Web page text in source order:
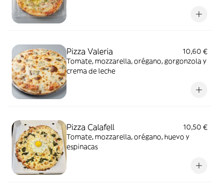
Pizza Valeria
10,60 €
Tomate, mozzarella, orégano, gorgonzola y
crema de leche
Pizza Calafell
10,50 €
Tomate, mozzarella, orégano, huevo y
espinacas